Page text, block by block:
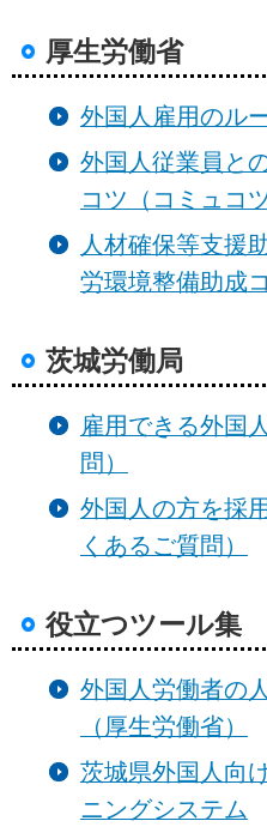
厚生労働省
外国人雇用のル
外国人従業員と
コツ（コミュコツ
人材確保等支援
労環境整備助成
茨城労働局
雇用できる外国
問）
外国人の方を採
くあるご質問）
役立つツール集
外国人労働者の
（厚生労働省）
茨城県外国人向
ニングシステム